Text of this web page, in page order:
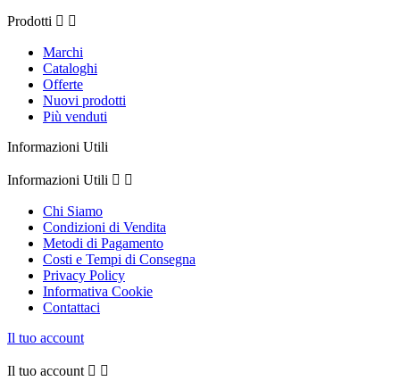
Prodotti  
Marchi
Cataloghi
Offerte
Nuovi prodotti
Più venduti
Informazioni Utili
Informazioni Utili  
Chi Siamo
Condizioni di Vendita
Metodi di Pagamento
Costi e Tempi di Consegna
Privacy Policy
Informativa Cookie
Contattaci
Il tuo account
Il tuo account  